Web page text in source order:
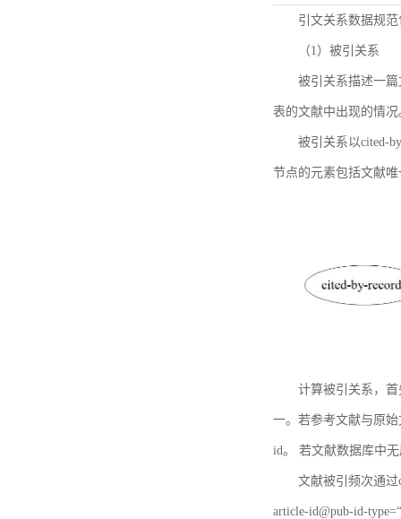
引文关系数据规
（1）被引关系
被引关系描述一
表的文献中出现的情况
被引关系以cited-
节点的元素包括文献
计算被引关系，
一。若参考文献与原
id。 若文献数据库中
文献被引频次通
article-id@pub-id-